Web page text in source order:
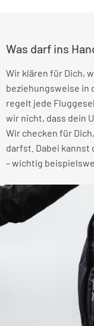
Was darf ins
Wir klären für Dich,
beziehungsweise in
regelt jede
wir nicht, dass dein
Wir checken für
darfst. Dabei kannst
– wichtig